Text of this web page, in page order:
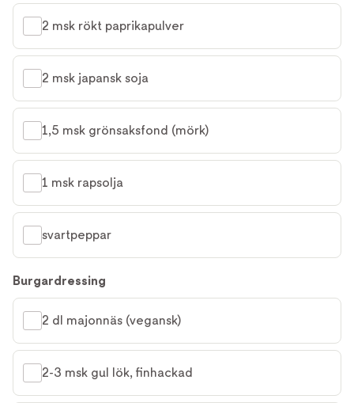
2 msk rökt paprikapulver
2 msk japansk soja
1,5 msk grönsaksfond (mörk)
1 msk rapsolja
svartpeppar
Burgardressing
2 dl majonnäs (vegansk)
2-3 msk gul lök, finhackad